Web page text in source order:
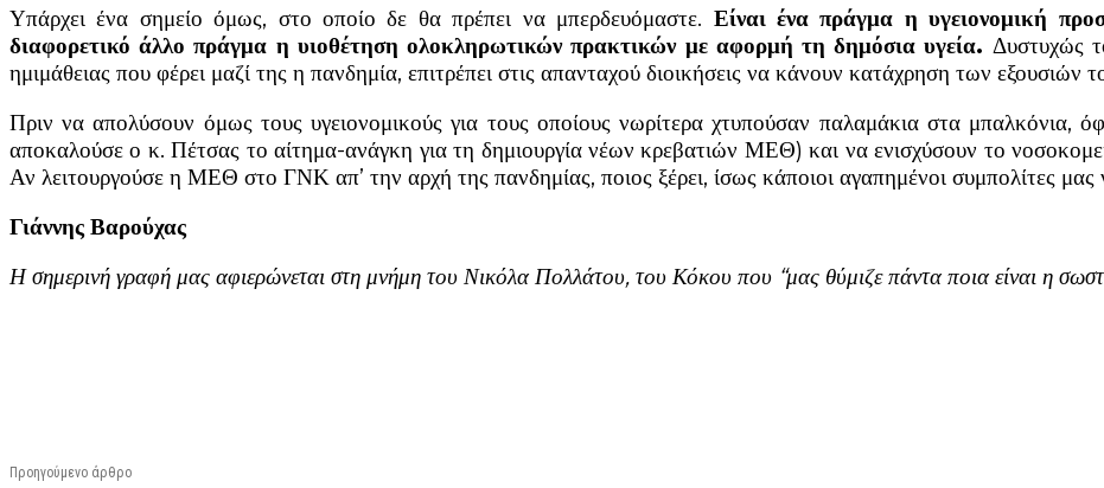
Υπάρχει ένα σημείο όμως, στο οποίο δε θα πρέπει να μπερδευόμαστε. Είναι ένα πράγμα η υγειονομική
διαφορετικό άλλο πράγμα η υιοθέτηση ολοκληρωτικών πρακτικών με αφορμή τη δημόσια υγεία. Δυστυχώς
ημιμάθειας που φέρει μαζί της η πανδημία, επιτρέπει στις απανταχού διοικήσεις να κάνουν κατάχρηση των εξουσιών
Πριν να απολύσουν όμως τους υγειονομικούς για τους οποίους νωρίτερα χτυπούσαν παλαμάκια στα μπαλκόνια,
αποκαλούσε ο κ. Πέτσας το αίτημα-ανάγκη για τη δημιουργία νέων κρεβατιών ΜΕΘ) και να ενισχύσουν το
Αν λειτουργούσε η ΜΕΘ στο ΓΝΚ απ’ την αρχή της πανδημίας, ποιος ξέρει, ίσως κάποιοι αγαπημένοι συμπολίτες
Γιάννης Βαρούχας
Η σημερινή γραφή μας αφιερώνεται στη μνήμη του Νικόλα Πολλάτου, του Κόκου που “μας θύμιζε πάντα ποια είναι η
Προηγούμενο άρθρο